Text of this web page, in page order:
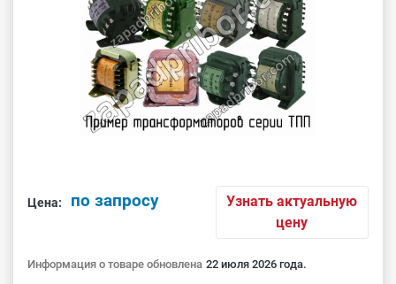
Цена: по запросу
Узнать актуальную
цену
Информация о товаре обновлена 22 июля 2026 года.